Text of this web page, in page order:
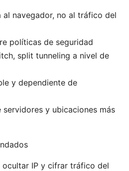
navegador, no al tráfico del
políticas de seguridad
split tunneling a nivel de
y dependiente de
servidores y ubicaciones más
ocultar IP y cifrar tráfico del